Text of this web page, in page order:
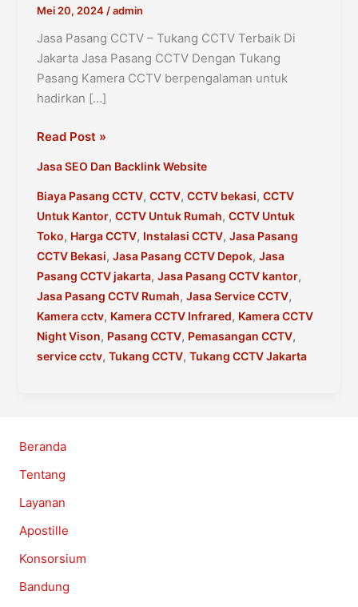
Mei 20, 2024 /admin
Jasa Pasang CCTV – Tukang CCTV Terbaik Di
Jakarta Jasa Pasang CCTV Dengan Tukang
Pasang Kamera CCTV berpengalaman untuk
hadirkan […]
Jasa
CCTV
–
Tukang
CCTV
Terbaik
Di
Jakarta
Read Post »
Jasa SEO Dan Backlink Website
Biaya Pasang CCTV, CCTV, CCTV bekasi, CCTV
Untuk Kantor, CCTV Untuk Rumah, CCTV Untuk
Toko, Harga CCTV, Instalasi CCTV, Jasa Pasang
CCTV Bekasi, Jasa Pasang CCTV Depok, Jasa
Pasang CCTV jakarta, Jasa Pasang CCTV kantor,
Jasa Pasang CCTV Rumah, Jasa Service CCTV,
Kamera cctv, Kamera CCTV Infrared, Kamera CCTV
Night Vison, Pasang CCTV, Pemasangan CCTV,
service cctv, Tukang CCTV, Tukang CCTV Jakarta
Beranda
Tentang
Layanan
Apostille
Konsorsium
Bandung